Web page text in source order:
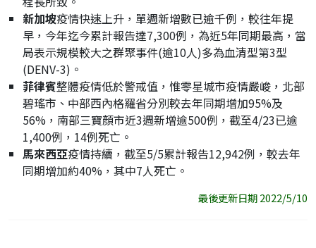
新加坡疫情快速上升，單週新增數已逾千例，較往年提
早，今年迄今累計報告達7,300例，為近5年同期最高，當
局表示規模較大之群聚事件(逾10人)多為血清型第3型
(DENV-3)。
菲律賓整體疫情低於警戒值，惟零星城市疫情嚴峻，北部
碧瑤市、中部西內格羅省分別較去年同期增加95%及
56%，南部三寶顏市近3週新增逾500例，截至4/23已逾
1,400例，14例死亡。
馬來西亞疫情持續，截至5/5累計報告12,942例，較去年
同期增加約40%，其中7人死亡。
最後更新日期 2022/5/10